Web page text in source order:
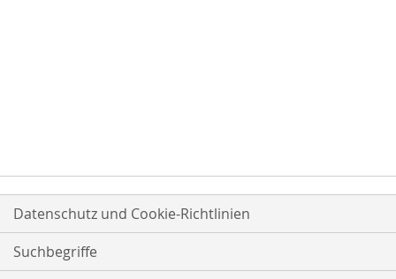
Datenschutz und Cookie-Richtlinien
Suchbegriffe